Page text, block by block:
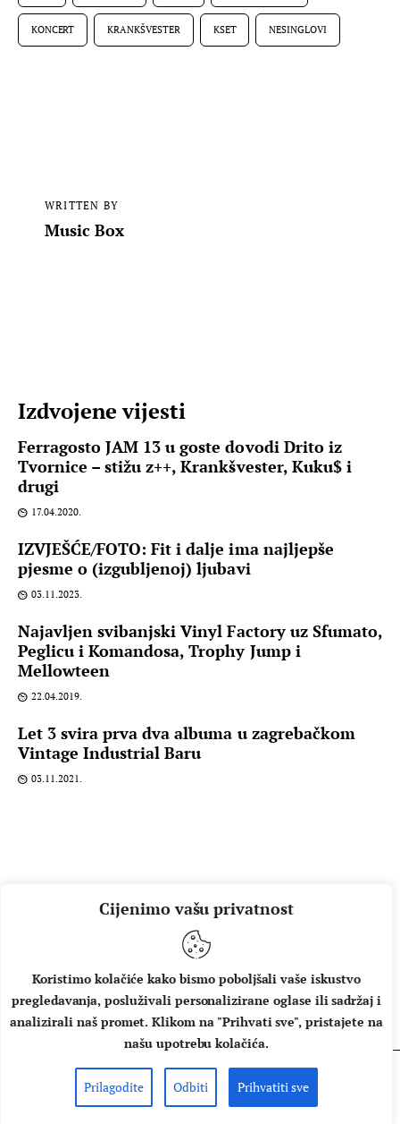
Cijenimo vašu privatnost
Koristimo kolačiće kako bismo poboljšali vaše iskustvo
pregledavanja, posluživali personalizirane oglase ili sadržaj i
analizirali naš promet. Klikom na "Prihvati sve", pristajete na
našu upotrebu kolačića.
Prilagodite Odbiti Prihvatiti sve
KONCERT KRANKŠVESTER KSET NESINGLOVI
WRITTEN BY
Music Box
Izdvojene vijesti
Ferragosto JAM 13 u goste dovodi Drito iz
Tvornice – stižu z++, Krankšvester, Kuku$ i
drugi
17.04.2020.
IZVJEŠĆE/FOTO: Fit i dalje ima najljepše
pjesme o (izgubljenoj) ljubavi
03.11.2023.
Najavljen svibanjski Vinyl Factory uz Sfumato,
Peglicu i Komandosa, Trophy Jump i
Mellowteen
22.04.2019.
Let 3 svira prva dva albuma u zagrebačkom
Vintage Industrial Baru
03.11.2021.
O NAMA IMPRESSUM UVJETI KORIŠTENJA
Copyright © 2026 Music Box - All rights reserved.